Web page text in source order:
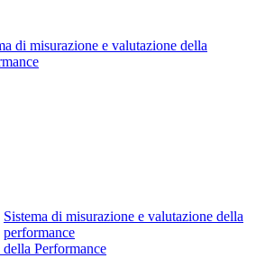
di misurazione e valutazione della
Sistema di misurazione e valutazione della
performance
della Performance